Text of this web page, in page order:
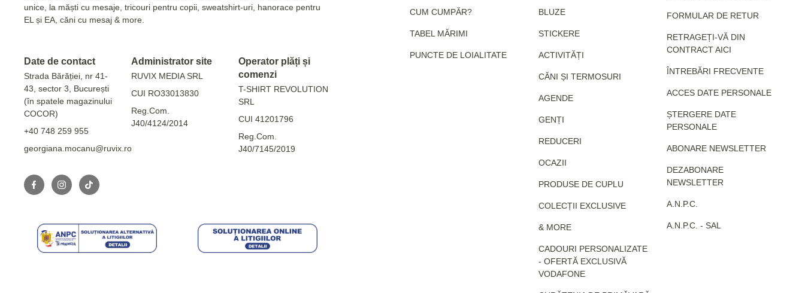
unice, la măști cu mesaje, tricouri pentru copii, sweatshirt-uri, hanorace pentru
EL și EA, căni cu mesaj & more.
Date de contact
Strada Bărăției, nr 41-
43, sector 3, București
(în spatele magazinului
COCOR)
+40 748 259 955
georgiana.mocanu@ruvix.ro
Administrator site
RUVIX MEDIA SRL
CUI RO33013830
Reg.Com.
J40/4124/2014
Operator plăți și
comenzi
T-SHIRT REVOLUTION
SRL
CUI 41201796
Reg.Com.
J40/7145/2019
CUM CUMPĂR?
TABEL MĂRIMI
PUNCTE DE LOIALITATE
BLUZE
STICKERE
ACTIVITĂȚI
CĂNI ȘI TERMOSURI
AGENDE
GENȚI
REDUCERI
OCAZII
PRODUSE DE CUPLU
COLECȚII EXCLUSIVE
& MORE
CADOURI PERSONALIZATE
- OFERTĂ EXCLUSIVĂ
VODAFONE
FORMULAR DE RETUR
RETRAGEȚI-VĂ DIN
CONTRACT AICI
ÎNTREBĂRI FRECVENTE
ACCES DATE PERSONALE
ȘTERGERE DATE
PERSONALE
ABONARE NEWSLETTER
DEZABONARE
NEWSLETTER
A.N.P.C.
A.N.P.C. - SAL